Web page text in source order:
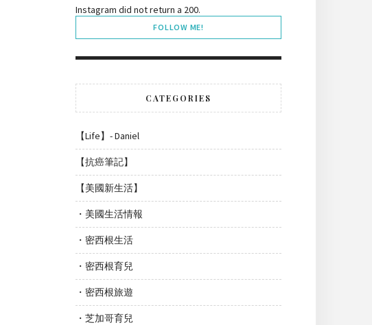
Instagram did not return a 200.
FOLLOW ME!
CATEGORIES
【Life】- Daniel
【抗癌筆記】
【美國新生活】
・美國生活情報
・密西根生活
・密西根育兒
・密西根旅遊
・芝加哥育兒